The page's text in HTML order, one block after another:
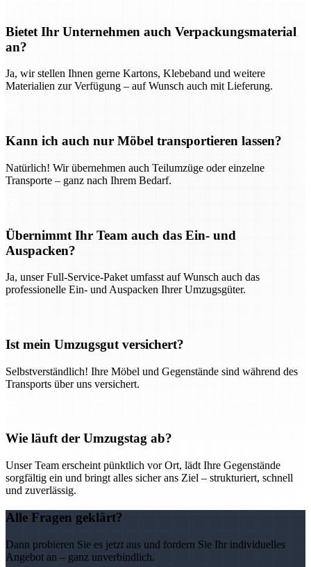
Bietet Ihr Unternehmen auch Verpackungsmaterial
an?
Ja, wir stellen Ihnen gerne Kartons, Klebeband und weitere
Materialien zur Verfügung – auf Wunsch auch mit Lieferung.
Kann ich auch nur Möbel transportieren lassen?
Natürlich! Wir übernehmen auch Teilumzüge oder einzelne
Transporte – ganz nach Ihrem Bedarf.
Übernimmt Ihr Team auch das Ein- und
Auspacken?
Ja, unser Full-Service-Paket umfasst auf Wunsch auch das
professionelle Ein- und Auspacken Ihrer Umzugsgüter.
Ist mein Umzugsgut versichert?
Selbstverständlich! Ihre Möbel und Gegenstände sind während des
Transports über uns versichert.
Wie läuft der Umzugstag ab?
Unser Team erscheint pünktlich vor Ort, lädt Ihre Gegenstände
sorgfältig ein und bringt alles sicher ans Ziel – strukturiert, schnell
und zuverlässig.
Alle Fragen geklärt?
Dann probieren Sie es jetzt aus und fordern Sie Ihr individuelles
Angebot an – ganz unverbindlich.